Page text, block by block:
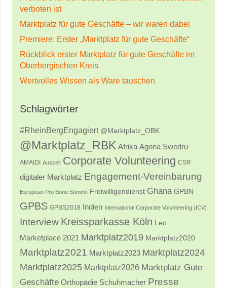
verboten ist
Marktplatz für gute Geschäfte – wir waren dabei
Premiere: Erster „Marktplatz für gute Geschäfte“
Rückblick erster Marktplatz für gute Geschäfte im
Oberbergischen Kreis
Wertvolles Wissen als Ware tauschen
Schlagwörter
#RheinBergEngagiert @Marktplatz_OBK
@Marktplatz_RBK Afrika Agona Swedru
AMAIDI Auszeit Corporate Volunteering CSR
digitaler Marktplatz Engagement-Vereinbarung
European Pro Bono Summit Freiwilligendienst Ghana GPBN
GPBS GPBS2018 Indien International Corporate Volunteering (ICV)
Interview Kreissparkasse Köln Leo
Marketplace 2021 Marktplatz2019 Marktplatz2020
Marktplatz2021 Marktplatz2023 Marktplatz2024
Marktplatz2025 Marktplatz2026 Marktplatz Gute
Geschäfte Orthopädie Schuhmacher Presse